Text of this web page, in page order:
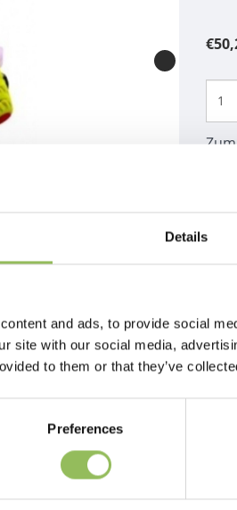
Details
and ads, to provide social
site with our social media,
to them or that they’ve
Preferences